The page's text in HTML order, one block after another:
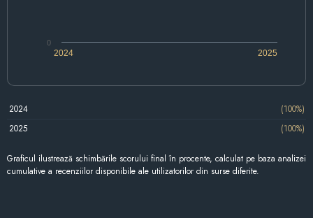
2024 2025
0
2024
(100%)
2025
(100%)
Graficul ilustrează schimbările scorului final în procente, calculat pe baza analizei
cumulative a recenziilor disponibile ale utilizatorilor din surse diferite.